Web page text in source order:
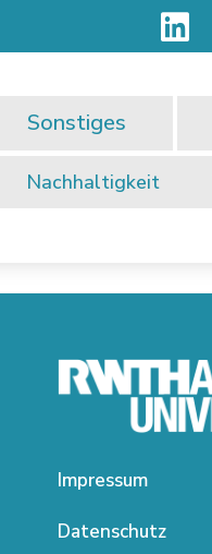
Sonstiges
Nachhaltigkeit
Impressum
Datenschutz